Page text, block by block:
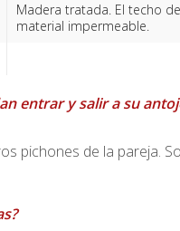
Madera tratada. El techo
material impermeable.
entrar y salir a su
pichones de la pareja.